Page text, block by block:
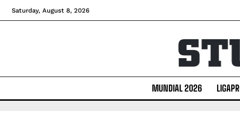
Saturday, August 8, 2026
MUNDIAL 2026